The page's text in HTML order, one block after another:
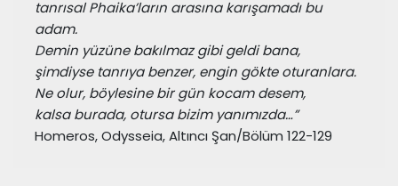
tanrısal Phaika’ların arasına karışamadı bu
adam.
Demin yüzüne bakılmaz gibi geldi bana,
şimdiyse tanrıya benzer, engin gökte oturanlara.
Ne olur, böylesine bir gün kocam desem,
kalsa burada, otursa bizim yanımızda…”
Homeros, Odysseia, Altıncı Şan/Bölüm 122-129